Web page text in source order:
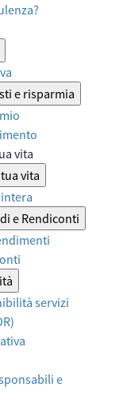
e risparmia
vita
vita
e Rendiconti
servizi
e